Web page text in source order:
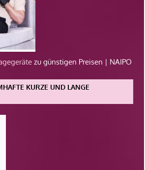
zu günstigen Preisen | NAIPO
KURZE UND LANGE